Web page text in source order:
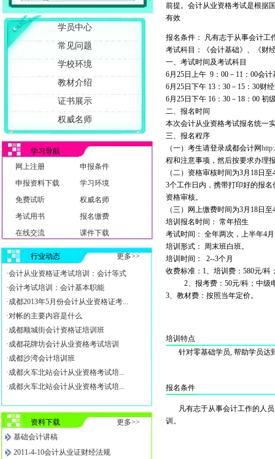
学员中心
常见问题
学校环境
教材介绍
证书展示
权威名师
学习导航
网上注册
申报条件
申报资料下载
学习环境
免费试听
权威名师
考试用书
报名缴费
在线交流
课件下载
行业动态
更多>>
·会计从业资格证考试培训：会计等式
·会计考试培训：会计基本职能
·成都2013年5月份会计从业资格证考...
·对帐的主要内容是什么
·成都顺城街会计资格证培训班
·成都花牌坊会计从业资格考试培训
·成都沙湾会计培训班
·成都火车北站会计从业资格考试培...
·成都火车北站会计从业资格考试培...
资料下载
更多>>
基础会计讲稿
2011-4-10会计从业证财经法规
前提。会计从业资格考试是根据
有效
报名条件： 凡有志于从事会计工
考试科目：《会计基础》、《财
一、考试时间及考试科目
6月25日上午 9：00－11：00会计
6月25日下午 13：30－15：30财
6月25日下午 16：30－18：00 初
二、报名时间
本次会计从业资格考试报名统一
三、报名程序
（一）考生请登录成都会计网
程和注意事项，然后按要求办理
（二）资格审核时间为3月18日
3个工作日内，携带打印好的报
资格审核。
（三）网上缴费时间为3月18日
培训报名时间： 常年招生
考试时间： 全年两次，上半年4
培训形式： 周末班白班。
培训时间： 2--3个月
收费标准：1、培训费：580元/科
2、报考费：50元/科；中级
3、教材费：按照当年定价。
培训特点
针对零基础学员, 帮助学员达
报名条件
凡有志于从事会计工作的人员
训。